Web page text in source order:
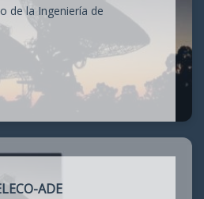
de la Ingeniería de
ADE